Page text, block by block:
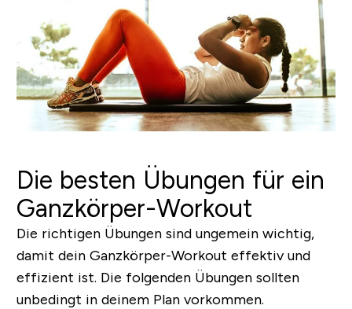
Die besten Übungen für ein
Ganzkörper-Workout
Die richtigen Übungen sind ungemein wichtig,
damit dein Ganzkörper-Workout effektiv und
effizient ist. Die folgenden Übungen sollten
unbedingt in deinem Plan vorkommen.